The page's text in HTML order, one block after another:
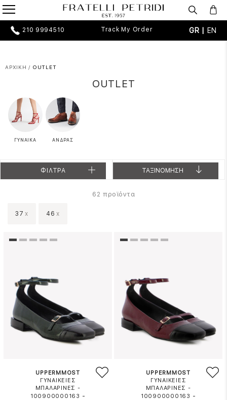
210 9994510 Track My Order GR | EN
ΑΡΧΙΚΗ / OUTLET
OUTLET
ΓΥΝΑΙΚΑ ΑΝΔΡΑΣ
ΦΙΛΤΡΑ ΤΑΞΙΝΟΜΗΣΗ
62 προϊόντα
37 x 46 x
UPPERMMOST
ΓΥΝΑΙΚΕΙΕΣ
ΜΠΑΛΑΡΙΝΕΣ -
100900000163 -
UPPERMMOST
ΓΥΝΑΙΚΕΙΕΣ
ΜΠΑΛΑΡΙΝΕΣ -
100900000163 -